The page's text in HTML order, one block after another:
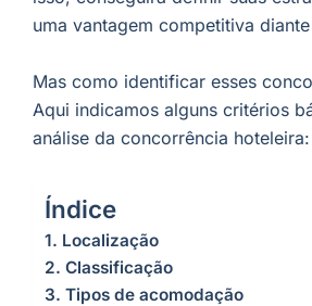
uma vantagem competitiva
Mas como identificar esses
Aqui indicamos alguns critérios
análise da concorrência hoteleira:
Índice
1. Localização
2. Classificação
3. Tipos de acomodação